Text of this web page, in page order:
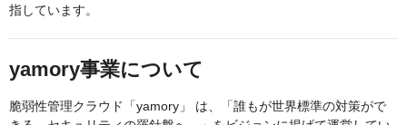
指しています。
yamory事業について
脆弱性管理クラウド「yamory」 は、「誰もが世界標準の対策がで